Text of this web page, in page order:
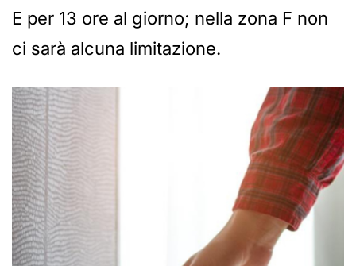
E per 13 ore al giorno; nella zona F non
ci sarà alcuna limitazione.